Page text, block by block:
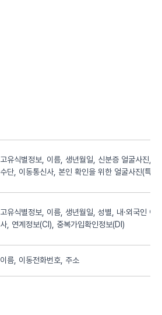
고유식별정보, 이름, 생년월일, 신분증 얼굴사진,
수단, 이동통신사, 본인 확인을 위한 얼굴사진(특징
고유식별정보, 이름, 생년월일, 성별, 내·외국인
사, 연계정보(CI), 중복가입확인정보(DI)
이름, 이동전화번호, 주소